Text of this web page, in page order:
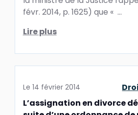
févr. 2014, p. 1625) que « ...
Lire plus
Le 14 février 2014
L’assignation en divorce